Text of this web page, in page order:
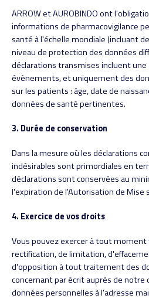
ARROW et AUROBINDO ont
informations de pharmacovigilance
santé à l'échelle mondiale (incluant
niveau de protection des données
déclarations transmises incluent
évènements, et uniquement des
sur les patients : âge, date de
données de santé pertinentes.
3. Durée de conservation
Dans la mesure où les déclarations
indésirables sont primordiales en
déclarations sont conservées au
l'expiration de l'Autorisation de Mise
4. Exercice de vos droits
Vous pouvez exercer à tout moment
rectification, de limitation,
d'opposition à tout traitement des
concernant par écrit auprès de notre
données personnelles à l'adresse